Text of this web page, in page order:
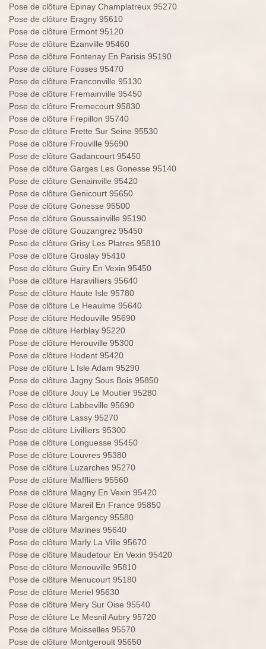
Pose de clôture Epinay Champlatreux 95270
Pose de clôture Eragny 95610
Pose de clôture Ermont 95120
Pose de clôture Ezanville 95460
Pose de clôture Fontenay En Parisis 95190
Pose de clôture Fosses 95470
Pose de clôture Franconville 95130
Pose de clôture Fremainville 95450
Pose de clôture Fremecourt 95830
Pose de clôture Frepillon 95740
Pose de clôture Frette Sur Seine 95530
Pose de clôture Frouville 95690
Pose de clôture Gadancourt 95450
Pose de clôture Garges Les Gonesse 95140
Pose de clôture Genainville 95420
Pose de clôture Genicourt 95650
Pose de clôture Gonesse 95500
Pose de clôture Goussainville 95190
Pose de clôture Gouzangrez 95450
Pose de clôture Grisy Les Platres 95810
Pose de clôture Groslay 95410
Pose de clôture Guiry En Vexin 95450
Pose de clôture Haravilliers 95640
Pose de clôture Haute Isle 95780
Pose de clôture Le Heaulme 95640
Pose de clôture Hedouville 95690
Pose de clôture Herblay 95220
Pose de clôture Herouville 95300
Pose de clôture Hodent 95420
Pose de clôture L Isle Adam 95290
Pose de clôture Jagny Sous Bois 95850
Pose de clôture Jouy Le Moutier 95280
Pose de clôture Labbeville 95690
Pose de clôture Lassy 95270
Pose de clôture Livilliers 95300
Pose de clôture Longuesse 95450
Pose de clôture Louvres 95380
Pose de clôture Luzarches 95270
Pose de clôture Maffliers 95560
Pose de clôture Magny En Vexin 95420
Pose de clôture Mareil En France 95850
Pose de clôture Margency 95580
Pose de clôture Marines 95640
Pose de clôture Marly La Ville 95670
Pose de clôture Maudetour En Vexin 95420
Pose de clôture Menouville 95810
Pose de clôture Menucourt 95180
Pose de clôture Meriel 95630
Pose de clôture Mery Sur Oise 95540
Pose de clôture Le Mesnil Aubry 95720
Pose de clôture Moisselles 95570
Pose de clôture Montgeroult 95650